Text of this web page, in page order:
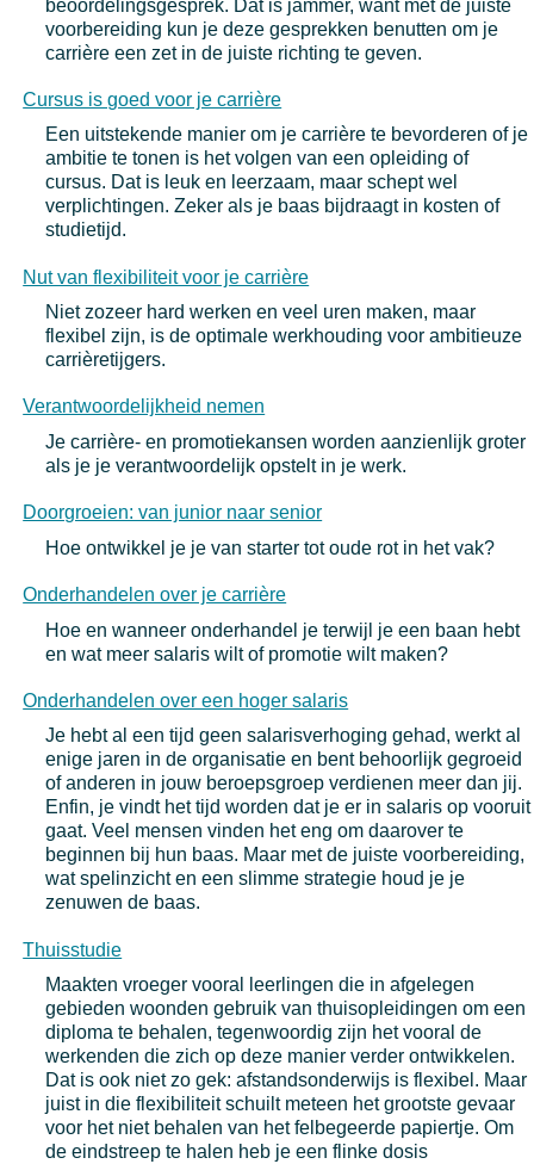
beoordelingsgesprek. Dat is jammer, want met de juiste
voorbereiding kun je deze gesprekken benutten om je
carrière een zet in de juiste richting te geven.
Cursus is goed voor je carrière
Een uitstekende manier om je carrière te bevorderen of je
ambitie te tonen is het volgen van een opleiding of
cursus. Dat is leuk en leerzaam, maar schept wel
verplichtingen. Zeker als je baas bijdraagt in kosten of
studietijd.
Nut van flexibiliteit voor je carrière
Niet zozeer hard werken en veel uren maken, maar
flexibel zijn, is de optimale werkhouding voor ambitieuze
carrièretijgers.
Verantwoordelijkheid nemen
Je carrière- en promotiekansen worden aanzienlijk groter
als je je verantwoordelijk opstelt in je werk.
Doorgroeien: van junior naar senior
Hoe ontwikkel je je van starter tot oude rot in het vak?
Onderhandelen over je carrière
Hoe en wanneer onderhandel je terwijl je een baan hebt
en wat meer salaris wilt of promotie wilt maken?
Onderhandelen over een hoger salaris
Je hebt al een tijd geen salarisverhoging gehad, werkt al
enige jaren in de organisatie en bent behoorlijk gegroeid
of anderen in jouw beroepsgroep verdienen meer dan jij.
Enfin, je vindt het tijd worden dat je er in salaris op vooruit
gaat. Veel mensen vinden het eng om daarover te
beginnen bij hun baas. Maar met de juiste voorbereiding,
wat spelinzicht en een slimme strategie houd je je
zenuwen de baas.
Thuisstudie
Maakten vroeger vooral leerlingen die in afgelegen
gebieden woonden gebruik van thuisopleidingen om een
diploma te behalen, tegenwoordig zijn het vooral de
werkenden die zich op deze manier verder ontwikkelen.
Dat is ook niet zo gek: afstandsonderwijs is flexibel. Maar
juist in die flexibiliteit schuilt meteen het grootste gevaar
voor het niet behalen van het felbegeerde papiertje. Om
de eindstreep te halen heb je een flinke dosis